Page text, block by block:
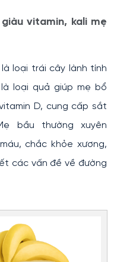
vitamin, kali mẹ
loại trái cây lành tính
loại quả giúp mẹ bổ
D, cung cấp sắt
bầu thường xuyên
chắc khỏe xương,
các vấn đề về đường